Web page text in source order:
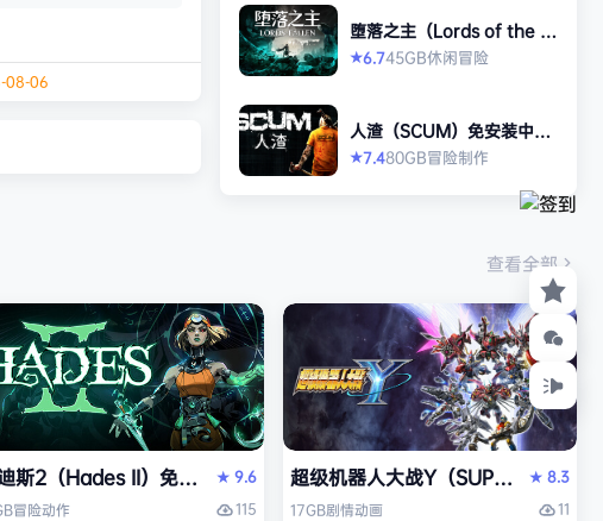
级项目，打造强大的构筑，
幻的战场，迎战源源不断
08-06
堕落之主（Lords of the F
allen）免安装中文版
★6.745GB休闲冒险
人渣（SCUM）免安装中文
版
★7.480GB冒险制作
查看全部
版
斯2（Hades II）免安装中文版
★9.6
冒险动作
115
超级机器人大战Y（SUPER ★8.3
17GB剧情动画
11